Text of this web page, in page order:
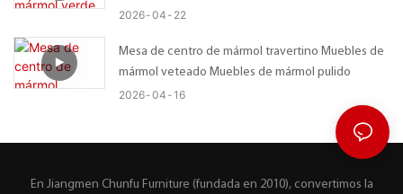
2026 04 22
Mesa de centro de mármol travertino Muebles de
mármol veteado Muebles de mármol pulido
2026 04 16
En Jiangmen Chunfu Furniture (fundada en 2010), convertimos la